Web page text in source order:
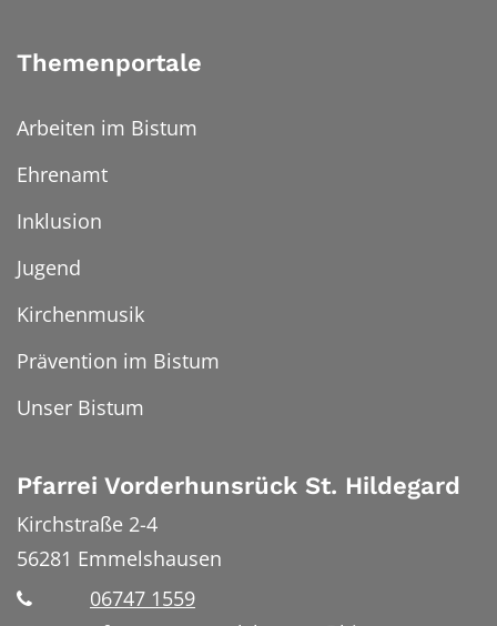
Themenportale
Arbeiten im Bistum
Ehrenamt
Inklusion
Jugend
Kirchenmusik
Prävention im Bistum
Unser Bistum
Pfarrei Vorderhunsrück St. Hildegard
Kirchstraße 2-4
56281 Emmelshausen
06747 1559